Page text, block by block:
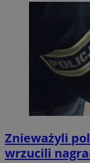
Znieważyli
wrzucili